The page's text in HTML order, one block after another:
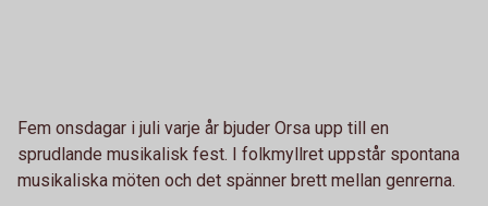
Fem onsdagar i juli varje år bjuder Orsa upp till en
sprudlande musikalisk fest. I folkmyllret uppstår spontana
musikaliska möten och det spänner brett mellan genrerna.